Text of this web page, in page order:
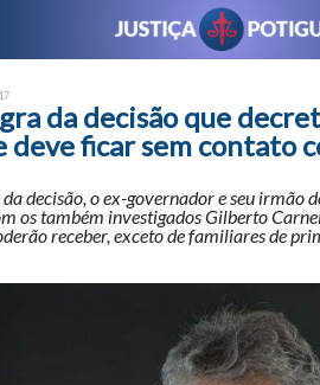
da decisão que
deve ficar sem contato
decisão, o ex-governador e seu irmão
os também investigados Gilberto
receber, exceto de familiares de